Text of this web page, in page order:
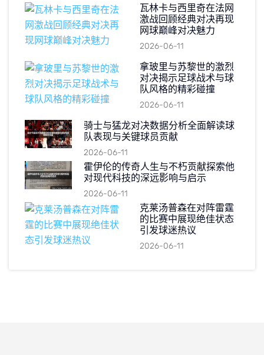
瓦林卡与西里奇在法网
激战回顾经典对决再现
网球巅峰对决魅力
2026-06-11
拿玻里与苏黎世的激烈
对决揭示足球战术与球
队风格的精彩碰撞
2026-06-11
骑士与猛龙对决数据分析全面解读球
队表现与关键球员贡献
2026-06-11
霍伊伦的传奇人生与不朽贡献探索他
对现代科技的深远影响与启示
2026-06-11
克莱汤普森在对阵雷霆
的比赛中展现绝佳状态
引发球迷热议
2026-06-11